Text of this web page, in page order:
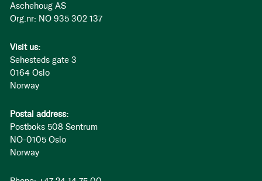
Aschehoug AS
Org.nr: NO 935 302 137
Visit us:
Sehesteds gate 3
0164 Oslo
Norway
Postal address:
Postboks 508 Sentrum
NO-0105 Oslo
Norway